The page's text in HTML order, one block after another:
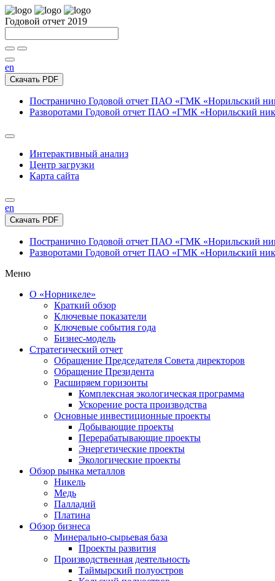
Годовой отчет 2019
en
Скачать PDF
Постранично Годовой отчет ПАО «ГМК «Норильский
Разворотами Годовой отчет ПАО «ГМК «Норильский
Интерактивный анализ
Центр загрузки
Карта сайта
en
Скачать PDF
Постранично Годовой отчет ПАО «ГМК «Норильский
Разворотами Годовой отчет ПАО «ГМК «Норильский
Меню
О «Норникеле»
Краткий обзор
Ключевые показатели
Ключевые события года
Бизнес-модель
Стратегический отчет
Обращение Председателя Совета директоров
Обращение Президента
Расширяем горизонты
Комплексная экологическая программа
Ускорение роста производства
Основные инвестиционные проекты
Добывающие проекты
Перерабатывающие проекты
Энергетические проекты
Экологические проекты
Обзор рынка металлов
Никель
Медь
Палладий
Платина
Обзор бизнеса
Минерально-сырьевая база
Проекты развития
Производственная деятельность
Таймырский полуостров